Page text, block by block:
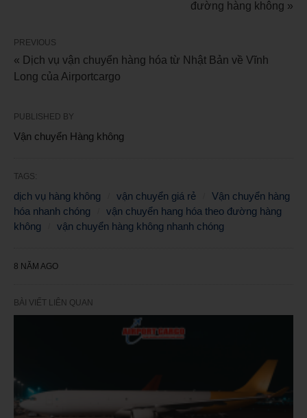
đường hàng không »
PREVIOUS
« Dịch vụ vận chuyển hàng hóa từ Nhật Bản về Vĩnh
Long của Airportcargo
PUBLISHED BY
Vận chuyển Hàng không
TAGS:
dịch vụ hàng không vận chuyển giá rẻ
Vận chuyển hàng
hóa nhanh chóng
vận chuyển hang hóa theo đường hàng
không
vận chuyển hàng không nhanh chóng
8 NĂM AGO
BÀI VIẾT LIÊN QUAN